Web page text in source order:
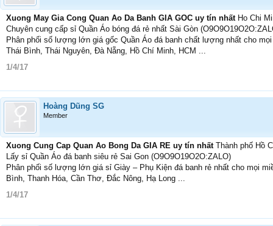
Xuong May Gia Cong Quan Ao Da Banh GIA GOC uy tín nhất Ho Chi
Chuyên cung cấp sỉ Quần Áo bóng đá rẻ nhất Sài Gòn
Phân phối số lượng lớn giá gốc Quần Áo đá banh chất lượng nhất cho
Thái Bình, Thái Nguyên, Đà Nẵng, Hồ Chí Minh, HCM ...
1/4/17
Hoàng Dũng SG
Member
Xuong Cung Cap Quan Ao Bong Da GIA RE uy tín nhất Thành phố Hồ
Lấy sỉ Quần Áo đá banh siêu rẻ Sai Gon (O9O9O19O2O:ZALO)
Phân phối số lượng lớn giá sỉ Giày – Phụ Kiện đá banh rẻ nhất cho mọi
Bình, Thanh Hóa, Cần Thơ, Đắc Nông, Hạ Long ...
1/4/17